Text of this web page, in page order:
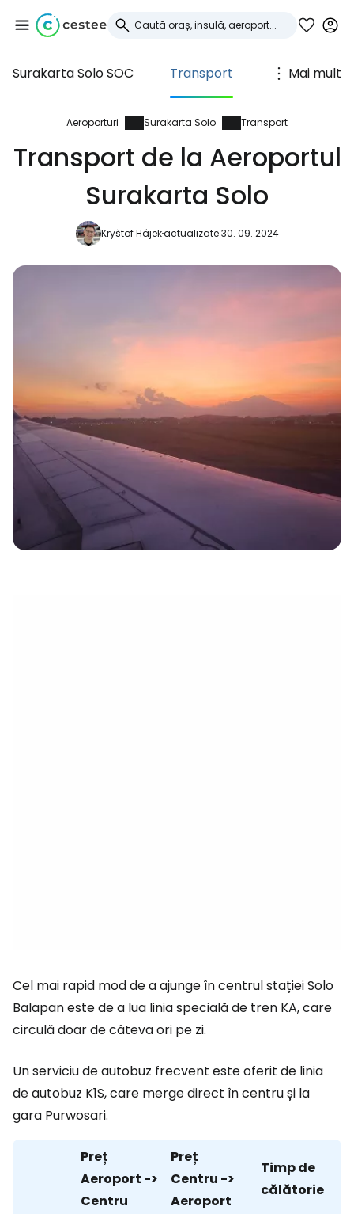
Surakarta Solo SOC Transport Mai mult
Aeroporturi Surakarta Solo Transport
Transport de la Aeroportul
Surakarta Solo
Kryštof Hájekactualizate 30. 09. 2024
Cel mai rapid mod de a ajunge în centrul stației Solo
Balapan este de a lua linia specială de tren KA, care
circulă doar de câteva ori pe zi.
Un serviciu de autobuz frecvent este oferit de linia
de autobuz K1S, care merge direct în centru și la
gara Purwosari.
Preț
Aeroport ->
Centru
Preț
Centru ->
Aeroport
Timp de
călătorie
Conectați-vă la
Cestee
... comunitatea mondială a călătorilor
Continuați cu e-mailul